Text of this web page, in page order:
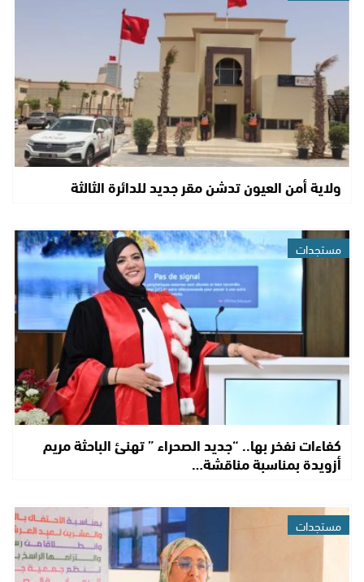
ولاية أمن العيون تدشن مقر جديد للدائرة الثالثة
مستجدات
كفاءات نفخر بها.. “جديد الصحراء ” تهنئ الباحثة مريم
أزويدة بمناسبة مناقشة…
مستجدات